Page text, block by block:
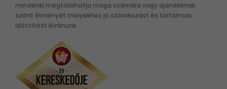
mindenki megtalálhatja maga számára vagy ajándéknak
szánt élményét melyekhez jó szórakozást és tartalmas
időtöltést kívánunk.